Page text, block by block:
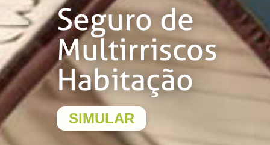
Seguro de
Multirriscos
Habitação
SIMULAR